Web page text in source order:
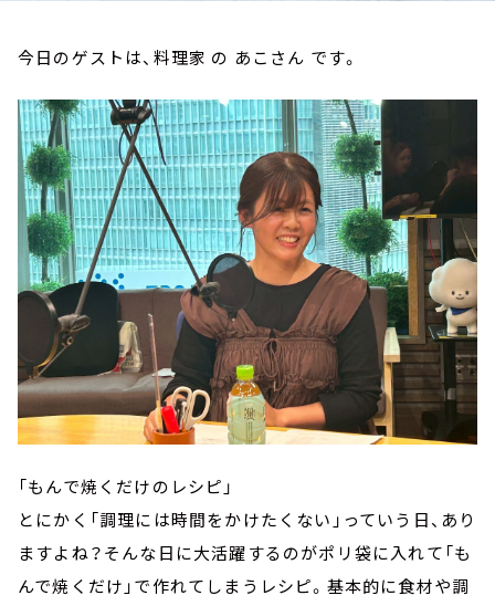
今日のゲストは、料理家 の あこさん です。
「もんで焼くだけのレシピ」
とにかく「調理には時間をかけたくない」っていう日、あり
ますよね？そんな日に大活躍するのがポリ袋に入れて「も
んで焼くだけ」で作れてしまうレシピ。基本的に食材や調